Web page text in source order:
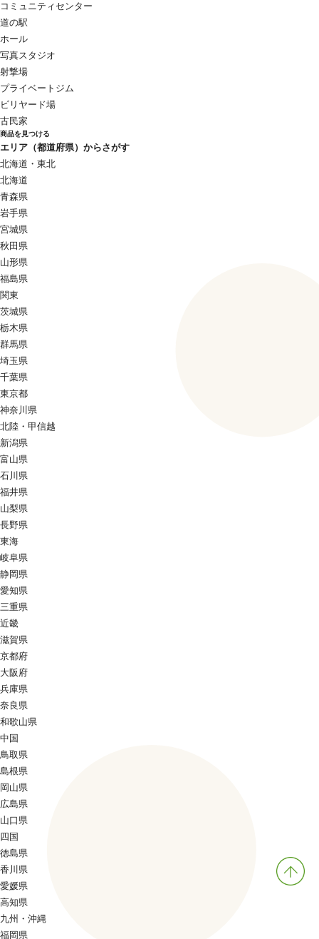
コミュニティセンター
道の駅
ホール
写真スタジオ
射撃場
プライベートジム
ビリヤード場
古民家
商品を見つける
エリア（都道府県）からさがす
北海道・東北
北海道
青森県
岩手県
宮城県
秋田県
山形県
福島県
関東
茨城県
栃木県
群馬県
埼玉県
千葉県
東京都
神奈川県
北陸・甲信越
新潟県
富山県
石川県
福井県
山梨県
長野県
東海
岐阜県
静岡県
愛知県
三重県
近畿
滋賀県
京都府
大阪府
兵庫県
奈良県
和歌山県
中国
鳥取県
島根県
岡山県
広島県
山口県
四国
徳島県
香川県
愛媛県
高知県
九州・沖縄
福岡県